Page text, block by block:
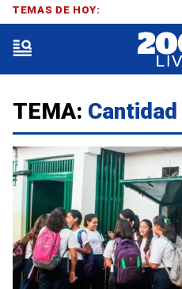
TEMA:
TEMAS DE HOY: